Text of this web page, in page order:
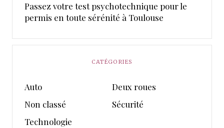
Passez votre test psychotechnique pour le
permis en toute sérénité à Toulouse
CATÉGORIES
Auto
Deux roues
Non classé
Sécurité
Technologie